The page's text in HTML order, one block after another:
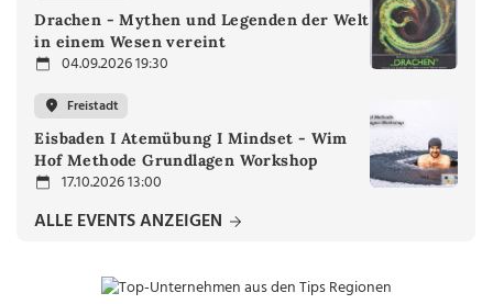
Drachen - Mythen und Legenden der Welt
in einem Wesen vereint
04.09.2026 19:30
Freistadt
Eisbaden I Atemübung I Mindset - Wim
Hof Methode Grundlagen Workshop
17.10.2026 13:00
ALLE EVENTS ANZEIGEN